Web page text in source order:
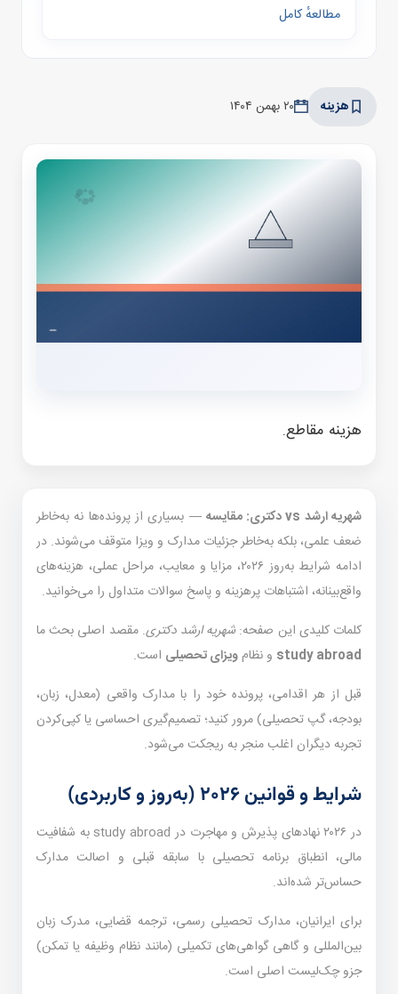
مطالعهٔ کامل
هزینه ۲۰ بهمن ۱۴۰۴
هزینه مقاطع.
شهریه ارشد vs دکتری: مقایسه
— بسیاری از پرونده‌ها نه به‌خاطر
ضعف علمی، بلکه به‌خاطر جزئیات مدارک و ویزا متوقف می‌شوند. در
ادامه شرایط به‌روز ۲۰۲۶، مزایا و معایب، مراحل عملی، هزینه‌های
واقع‌بینانه، اشتباهات پرهزینه و پاسخ سوالات متداول را می‌خوانید.
کلمات کلیدی این صفحه: شهریه ارشد دکتری. مقصد اصلی بحث ما
study abroad و نظام ویزای تحصیلی است.
قبل از هر اقدامی، پرونده خود را با مدارک واقعی (معدل، زبان،
بودجه، گپ تحصیلی) مرور کنید؛ تصمیم‌گیری احساسی یا کپی‌کردن
تجربه دیگران اغلب منجر به ریجکت می‌شود.
شرایط و قوانین ۲۰۲۶ (به‌روز و کاربردی)
در ۲۰۲۶ نهادهای پذیرش و مهاجرت در study abroad به شفافیت
مالی، انطباق برنامه تحصیلی با سابقه قبلی و اصالت مدارک
حساس‌تر شده‌اند.
برای ایرانیان، مدارک تحصیلی رسمی، ترجمه قضایی، مدرک زبان
بین‌المللی و گاهی گواهی‌های تکمیلی (مانند نظام وظیفه یا تمکن)
جزو چک‌لیست اصلی است.